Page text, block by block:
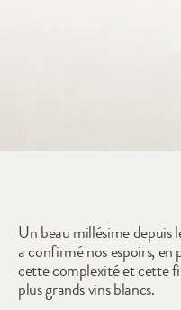
Un beau millésime depuis
a confirmé nos espoirs,
cette complexité et cette
plus grands vins blancs.